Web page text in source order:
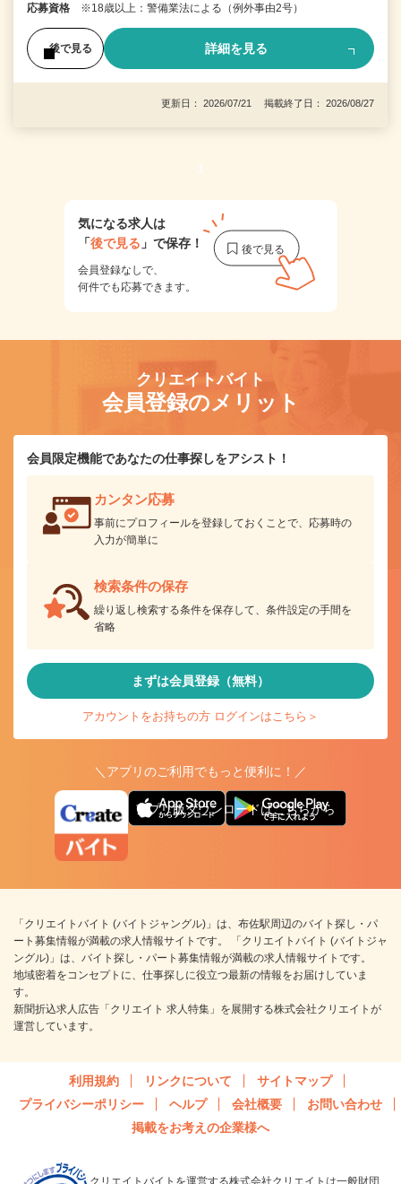
応募資格 ※18歳以上：警備業法による（例外事由2号）
後で見る 詳細を見る
更新日： 2026/07/21 掲載終了日： 2026/08/27
1
気になる求人は
「後で見る 」で保存！
会員登録なしで、
何件でも応募できます。
クリエイトバイト
会員登録のメリット
会員限定機能であなたの仕事探しをアシスト！
カンタン応募
事前にプロフィールを登録しておくことで、応募時の
入力が簡単に
検索条件の保存
繰り返し検索する条件を保存して、条件設定の手間を
省略
まずは会員登録（無料）
アカウントをお持ちの方 ログインはこちら＞
＼アプリのご利用でもっと便利に！／
アプリ版ダウンロードはこちらから
「クリエイトバイト (バイトジャングル)」は、布佐駅周辺のバイト探し・パ
ート募集情報が満載の求人情報サイトです。 「クリエイトバイト (バイトジャ
ングル)」は、バイト探し・パート募集情報が満載の求人情報サイトです。
地域密着をコンセプトに、仕事探しに役立つ最新の情報をお届けしていま
す。
新聞折込求人広告「クリエイト 求人特集」を展開する株式会社クリエイトが
運営しています。
利用規約 リンクについて
サイトマップ
プライバシーポリシー
ヘルプ 会社概要
お問い合わせ
掲載をお考えの企業様へ
クリエイトバイトを運営する株式会社クリエイトは一般財団